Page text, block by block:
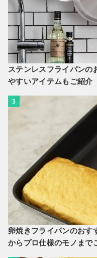
ステンレスフライパンの
やすいアイテムもご紹介
3
卵焼きフライパンのおす
からプロ仕様のモノまで